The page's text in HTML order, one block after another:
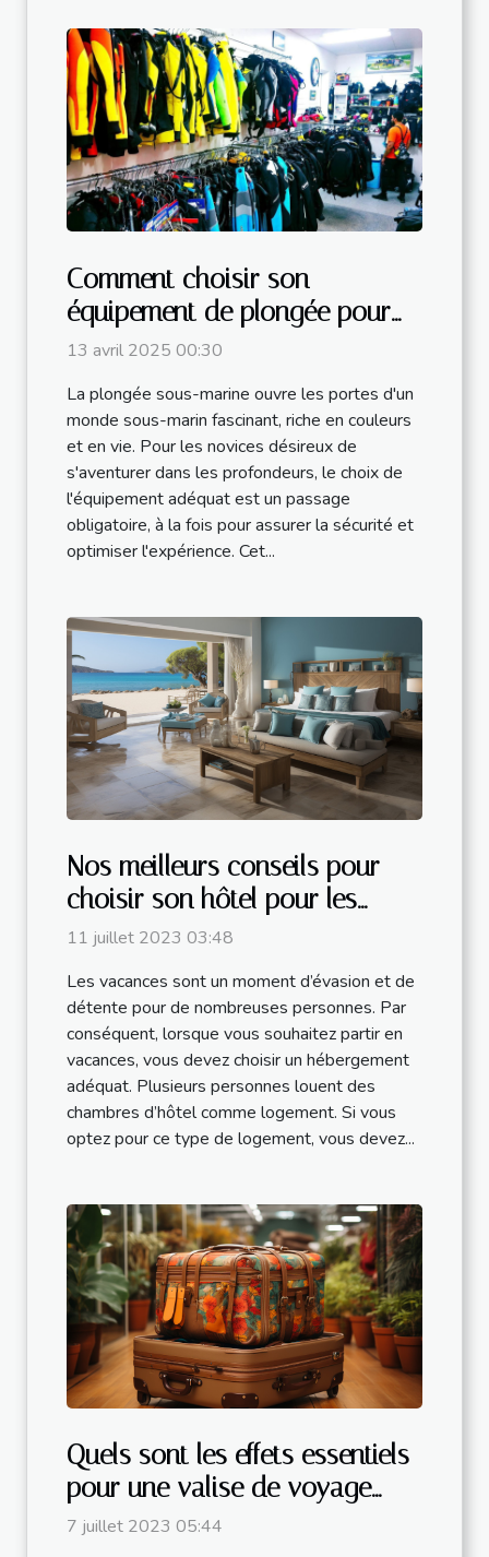
Comment choisir son
équipement de plongée pour
débutants ?
13 avril 2025 00:30
La plongée sous-marine ouvre les portes d'un
monde sous-marin fascinant, riche en couleurs
et en vie. Pour les novices désireux de
s'aventurer dans les profondeurs, le choix de
l'équipement adéquat est un passage
obligatoire, à la fois pour assurer la sécurité et
optimiser l'expérience. Cet...
Nos meilleurs conseils pour
choisir son hôtel pour les
vacances
11 juillet 2023 03:48
Les vacances sont un moment d’évasion et de
détente pour de nombreuses personnes. Par
conséquent, lorsque vous souhaitez partir en
vacances, vous devez choisir un hébergement
adéquat. Plusieurs personnes louent des
chambres d’hôtel comme logement. Si vous
optez pour ce type de logement, vous devez...
Quels sont les effets essentiels
pour une valise de voyage
parfaite ?
7 juillet 2023 05:44